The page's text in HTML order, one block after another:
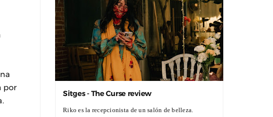
por
Sitges - The Curse review
Riko es la recepcionista de un salón de belleza.